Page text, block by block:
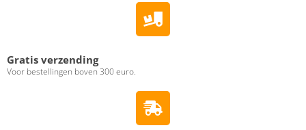
Gratis verzending
Voor bestellingen boven 300 euro.